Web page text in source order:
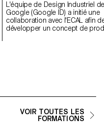
L'équipe de Design Industriel
Google (Google ID) a initié une
collaboration avec l'ECAL afin
développer un concept de
conceptuels s’intéressent à la
dimension humaine de la
technologie
mobile: comment elle influence
VOIR TOUTES LES
FORMATIONS